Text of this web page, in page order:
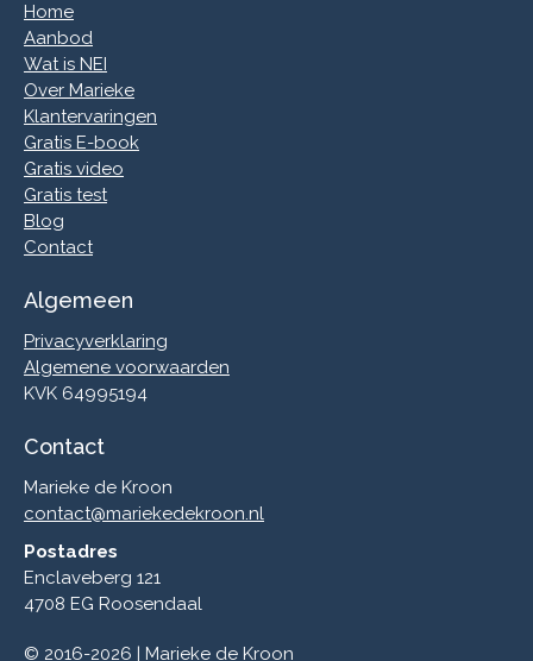
Home
Aanbod
Wat is NEI
Over Marieke
Klantervaringen
Gratis E-book
Gratis video
Gratis test
Blog
Contact
Algemeen
Privacyverklaring
Algemene voorwaarden
KVK 64995194
Contact
Marieke de Kroon
contact@mariekedekroon.nl
Postadres
Enclaveberg 121
4708 EG Roosendaal
© 2016-2026 | Marieke de Kroon